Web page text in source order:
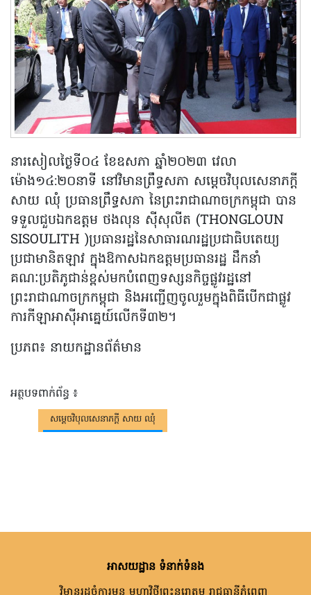
នារសៀលថ្ងៃទី០៤ ខែឧសភា ឆ្នាំ២០២៣ វេលា
ម៉ោង១៤:២០នាទី នៅវិមានព្រឹទ្ធសភា សម្តេចវិបុលសេនាភក្តី
សាយ ឈុំ ប្រធានព្រឹទ្ធសភា នៃព្រះរាជាណាចក្រកម្ពុជា បាន
ទទួលជួបឯកឧត្តម ថងលុន ស៊ីសុលីត (THONGLOUN
SISOULITH )ប្រធានរដ្ឋនៃសាធារណរដ្ឋប្រជាធិបតេយ្យ
ប្រជាមានិតឡាវ ក្នុងឱកាសឯកឧត្តមប្រធានរដ្ឋ ដឹកនាំ
គណៈប្រតិភូជាន់ខ្ពស់មកបំពេញទស្សនកិច្ចផ្លូវរដ្ឋនៅ
ព្រះរាជាណាចក្រកម្ពុជា និងអញ្ជើញចូលរួមក្នុងពិធីបើកជាផ្លូវ
ការកីឡាអាស៊ីអាគ្នេយ៍លើកទី៣២។
ប្រភព៖ នាយកដ្ឋានព័ត៌មាន
អត្ថបទពាក់ព័ន្ធ ៖
សម្តេចវិបុលសេនាភក្តី សាយ ឈុំ
អាសយដ្ឋាន ទំនាក់ទំនង